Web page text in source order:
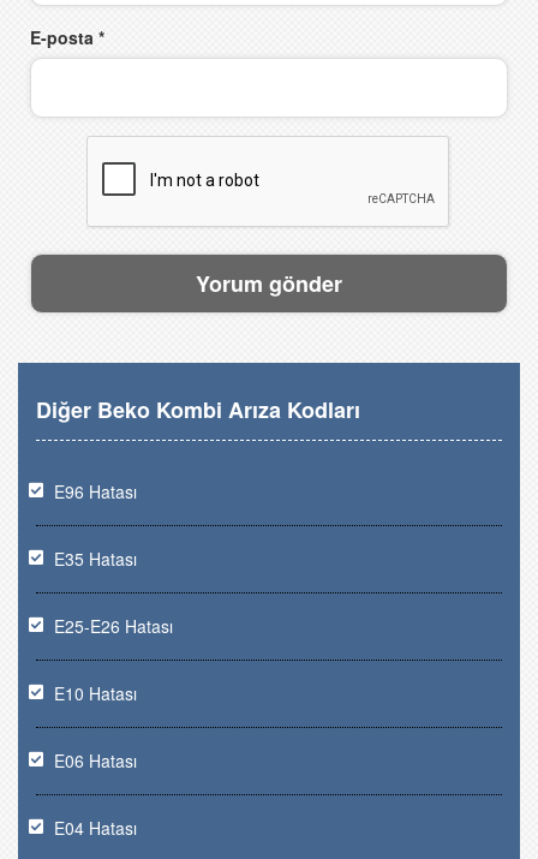
E-posta *
Diğer Beko Kombi Arıza Kodları
E96 Hatası
E35 Hatası
E25-E26 Hatası
E10 Hatası
E06 Hatası
E04 Hatası